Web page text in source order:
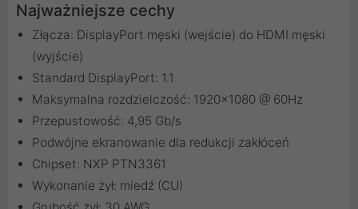
Najważniejsze cechy
Złącza: DisplayPort męski (wejście) do HDMI męski
(wyjście)
Standard DisplayPort: 1.1
Maksymalna rozdzielczość: 1920x1080 @ 60Hz
Przepustowość: 4,95 Gb/s
Podwójne ekranowanie dla redukcji zakłóceń
Chipset: NXP PTN3361
Wykonanie żył: miedź (CU)